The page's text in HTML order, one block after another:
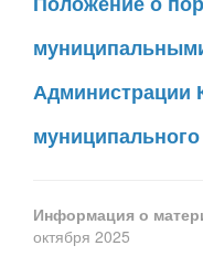
Администрации
Информация о
октября 2025